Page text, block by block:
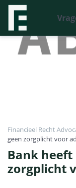
Financieel Recht
geen zorgplicht voor
Bank
zorgplicht